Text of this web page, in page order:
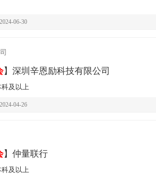
06-30
】深圳辛恩励科技有限公司
科及以上
04-26
】仲量联行
科及以上